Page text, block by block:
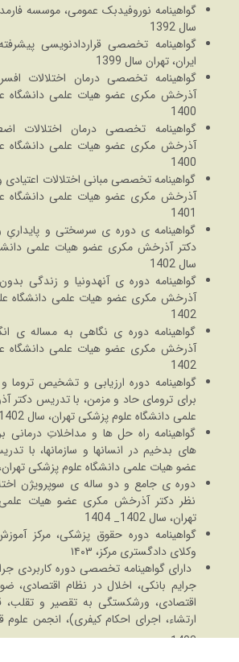
گواهینامه نوروفیدبک عمومی، موسسه فارمد
سال 1392
گواهینامه تخصصی قراردادنویسی
ایران، تهران سال 1399
گواهینامه تخصصی درمان اختلالات
آذرخش مکری عضو هیات علمی دانشگاه
1400
گواهینامه تخصصی درمان اختلالات
آذرخش مکری عضو هیات علمی دانشگاه
1400
گواهینامه تخصصی مبانی اختلالات
آذرخش مکری عضو هیات علمی دانشگاه
1401
گواهینامه ی دوره ی سرسختی و پایداریِ
دکتر آذرخش مکری عضو هیات علمی
سال 1402
گواهینامه دوره ی آنهدونیا و زندگی
آذرخش مکری عضو هیات علمی دانشگاه
1402
گواهینامه دوره ی نگاهی به مساله ی
آذرخش مکری عضو هیات علمی دانشگاه
1402
گواهینامه دوره ارزیابی و تشخیص تروما
برای ترومای حاد و مزمن، با تدریس
علمی دانشگاه علوم پزشکی تهران، سال 1402
گواهینامه راه حل ها و مداخلاتِ درمانی
های بدخیم در انسانها و سازمانها، با
عضو هیات علمی دانشگاه علوم پزشکی تهران،
دوره ی جامع و دو ساله ی سوپرویژن
نظر دکتر آذرخش مکری عضو هیات علمی
تهران، سال 1402_ 1404
گواهینامه دوره حقوق پزشکی، مرکز
وکلای دادگستری مرکز، ۱۴۰۳
دارای گواهینامه تخصصی دوره کاربردی
جرایم بانکی، اخلال در نظام اقتصادی،
اقتصادی، ورشکستگی به تقصیر و تقلب،
ارتشاء، اجرای احکام کیفری)، انجمن علوم
1403
.